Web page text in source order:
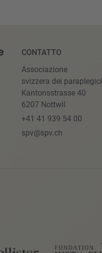
CONTATTO
Associazione
svizzera dei paraplegici
Kantonsstrasse 40
6207 Nottwil
+41 41 939 54 00
spv@spv.ch